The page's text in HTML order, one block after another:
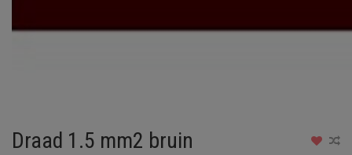
Draad 1.5 mm2 bruin